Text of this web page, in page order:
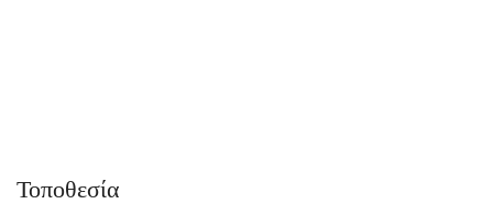
Τοποθεσία